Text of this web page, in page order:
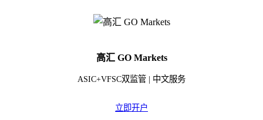
高汇 GO Markets
ASIC+VFSC双监管 | 中文服务
立即开户